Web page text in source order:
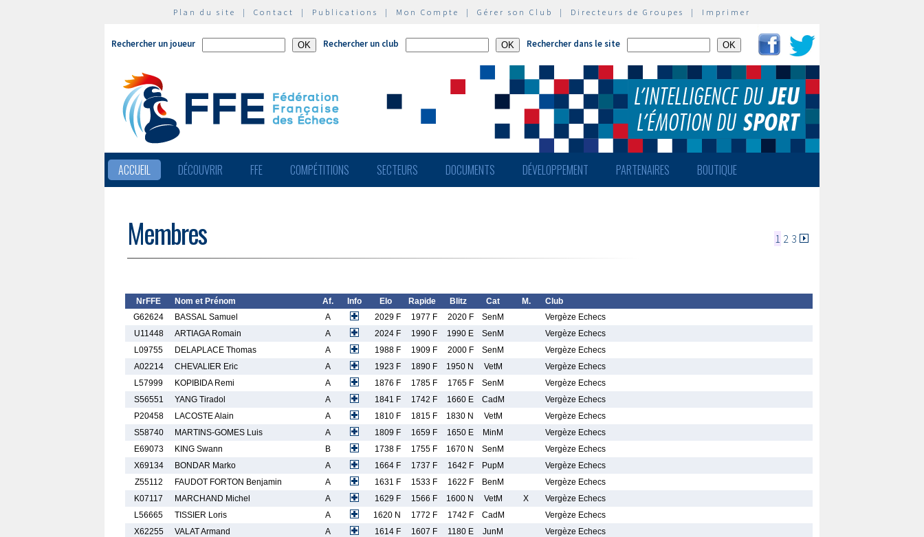
Plan du site | Contact | Publications | Mon Compte | Gérer son Club | Directeurs de Groupes | Imprimer
Rechercher un joueur Rechercher un club Rechercher dans le site
ACCUEIL DÉCOUVRIR FFE COMPÉTITIONS SECTEURS DOCUMENTS DÉVELOPPEMENT PARTENAIRES BOUTIQUE
Membres 1 2 3
NrFFE Nom et Prénom Af. Info Elo Rapide Blitz Cat M.
Club
G62624
BASSAL Samuel A 2029 F 1977 F 2020 F SenM
Vergèze Echecs
U11448
ARTIAGA Romain A 2024 F 1990 F 1990 E SenM
Vergèze Echecs
L09755
DELAPLACE Thomas A 1988 F 1909 F 2000 F SenM
Vergèze Echecs
A02214
CHEVALIER Eric A 1923 F 1890 F 1950 N VetM
Vergèze Echecs
L57999
KOPIBIDA Remi A 1876 F 1785 F 1765 F SenM
Vergèze Echecs
S56551
YANG Tiradol A 1841 F 1742 F 1660 E CadM
Vergèze Echecs
P20458
LACOSTE Alain A 1810 F 1815 F 1830 N VetM
Vergèze Echecs
S58740
MARTINS-GOMES Luis A 1809 F 1659 F 1650 E MinM
Vergèze Echecs
E69073
KING Swann B 1738 F 1755 F 1670 N SenM
Vergèze Echecs
X69134
BONDAR Marko A 1664 F 1737 F 1642 F PupM
Vergèze Echecs
Z55112
FAUDOT FORTON Benjamin A 1631 F 1533 F 1622 F BenM
Vergèze Echecs
K07117
MARCHAND Michel A 1629 F 1566 F 1600 N VetM X
Vergèze Echecs
L56665
TISSIER Loris A 1620 N 1772 F 1742 F CadM
Vergèze Echecs
X62255
VALAT Armand A 1614 F 1607 F 1180 E JunM
Vergèze Echecs